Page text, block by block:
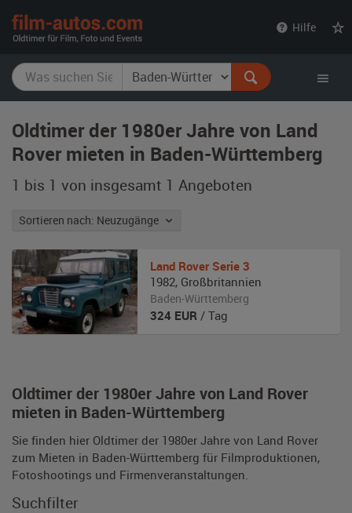
Hilfe
Oldtimer der 1980er Jahre von Land
Rover mieten in Baden-Württemberg
1 bis 1 von insgesamt 1 Angeboten
Sortieren nach: Neuzugänge
Oldtimer der 1980er Jahre von Land Rover
mieten in Baden-Württemberg
Sie finden hier Oldtimer der 1980er Jahre von Land Rover
zum Mieten in Baden-Württemberg für Filmproduktionen,
Fotoshootings und Firmenveranstaltungen.
Land Rover Serie 3
1982, Großbritannien
Baden-Württemberg
324 EUR / Tag
Suchfilter